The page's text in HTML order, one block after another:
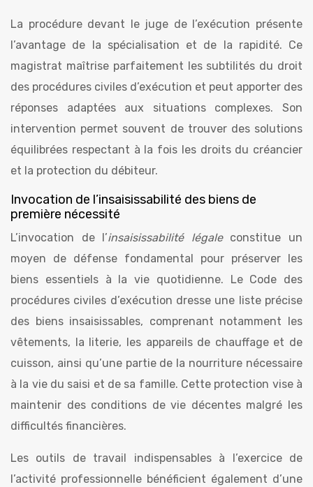
La procédure devant le juge de l’exécution présente
l’avantage de la spécialisation et de la rapidité. Ce
magistrat maîtrise parfaitement les subtilités du droit
des procédures civiles d’exécution et peut apporter des
réponses adaptées aux situations complexes. Son
intervention permet souvent de trouver des solutions
équilibrées respectant à la fois les droits du créancier
et la protection du débiteur.
Invocation de l’insaisissabilité des biens de
première nécessité
L’invocation de l’insaisissabilité légaleconstitue un
moyen de défense fondamental pour préserver les
biens essentiels à la vie quotidienne. Le Code des
procédures civiles d’exécution dresse une liste précise
des biens insaisissables, comprenant notamment les
vêtements, la literie, les appareils de chauffage et de
cuisson, ainsi qu’une partie de la nourriture nécessaire
à la vie du saisi et de sa famille. Cette protection vise à
maintenir des conditions de vie décentes malgré les
difficultés financières.
Les outils de travail indispensables à l’exercice de
l’activité professionnelle bénéficient également d’une